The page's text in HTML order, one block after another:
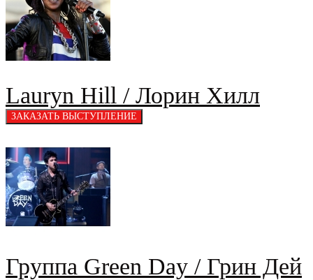
Lauryn Hill / Лорин Хилл
Группа Green Day / Грин Дей